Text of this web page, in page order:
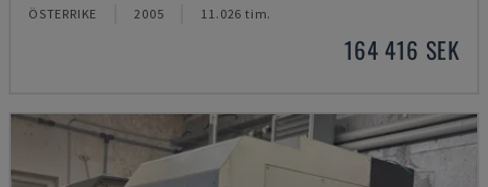
ÖSTERRIKE 2005 11.026 tim.
164 416 SEK